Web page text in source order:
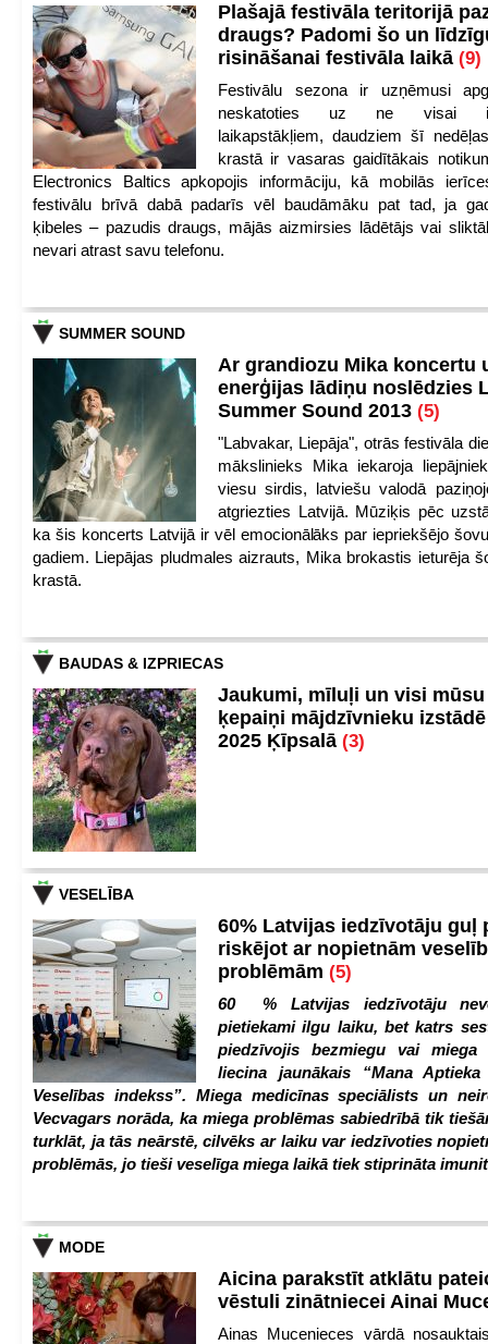
Plašajā festivāla teritorijā
draugs? Padomi šo un
risināšanai festivāla laikā (9)
Festivālu sezona ir uzņēmusi
neskatoties uz ne visai
laikapstākļiem, daudziem šī
krastā ir vasaras gaidītākais
Electronics Baltics apkopojis informāciju, kā mobilās
festivālu brīvā dabā padarīs vēl baudāmāku pat tad, ja
ķibeles – pazudis draugs, mājās aizmirsies lādētājs vai
nevari atrast savu telefonu.
SUMMER SOUND
Ar grandiozu Mika koncertu
enerģijas lādiņu noslēdzies
Summer Sound 2013 (5)
"Labvakar, Liepāja", otrās festivāla
mākslinieks Mika iekaroja
viesu sirdis, latviešu valodā
atgriezties Latvijā. Mūziķis pēc
ka šis koncerts Latvijā ir vēl emocionālāks par iepriekšējo
gadiem. Liepājas pludmales aizrauts, Mika brokastis ieturēja
krastā.
BAUDAS & IZPRIECAS
Jaukumi, mīluļi un visi
ķepaiņi mājdzīvnieku
2025 Ķīpsalā (3)
VESELĪBA
60% Latvijas iedzīvotāju guļ
riskējot ar nopietnām
problēmām (5)
60 % Latvijas iedzīvotāju
pietiekami ilgu laiku, bet katrs
piedzīvojis bezmiegu vai miega
liecina jaunākais “Mana
Veselības indekss”. Miega medicīnas speciālists un
Vecvagars norāda, ka miega problēmas sabiedrībā tik
turklāt, ja tās neārstē, cilvēks ar laiku var iedzīvoties
problēmās, jo tieši veselīga miega laikā tiek stiprināta
MODE
Aicina parakstīt atklātu
vēstuli zinātniecei Ainai
Ainas Mucenieces vārdā